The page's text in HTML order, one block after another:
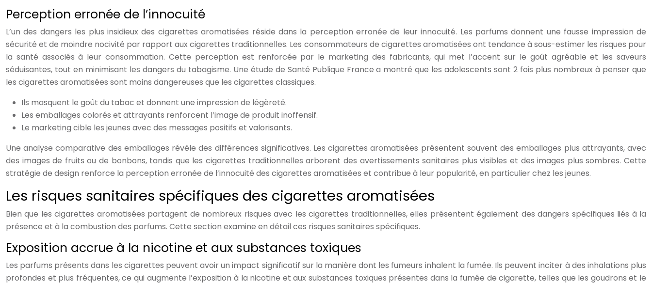
Perception erronée de l’innocuité
L’un des dangers les plus insidieux des cigarettes aromatisées réside dans la perception erronée de leur innocuité. Les parfums donnent une fausse impression de
sécurité et de moindre nocivité par rapport aux cigarettes traditionnelles. Les consommateurs de cigarettes aromatisées ont tendance à sous-estimer les risques pour
la santé associés à leur consommation. Cette perception est renforcée par le marketing des fabricants, qui met l’accent sur le goût agréable et les saveurs
séduisantes, tout en minimisant les dangers du tabagisme. Une étude de Santé Publique France a montré que les adolescents sont 2 fois plus nombreux à penser que
les cigarettes aromatisées sont moins dangereuses que les cigarettes classiques.
Ils masquent le goût du tabac et donnent une impression de légèreté.
Les emballages colorés et attrayants renforcent l’image de produit inoffensif.
Le marketing cible les jeunes avec des messages positifs et valorisants.
Une analyse comparative des emballages révèle des différences significatives. Les cigarettes aromatisées présentent souvent des emballages plus attrayants, avec
des images de fruits ou de bonbons, tandis que les cigarettes traditionnelles arborent des avertissements sanitaires plus visibles et des images plus sombres. Cette
stratégie de design renforce la perception erronée de l’innocuité des cigarettes aromatisées et contribue à leur popularité, en particulier chez les jeunes.
Les risques sanitaires spécifiques des cigarettes aromatisées
Bien que les cigarettes aromatisées partagent de nombreux risques avec les cigarettes traditionnelles, elles présentent également des dangers spécifiques liés à la
présence et à la combustion des parfums. Cette section examine en détail ces risques sanitaires spécifiques.
Exposition accrue à la nicotine et aux substances toxiques
Les parfums présents dans les cigarettes peuvent avoir un impact significatif sur la manière dont les fumeurs inhalent la fumée. Ils peuvent inciter à des inhalations plus
profondes et plus fréquentes, ce qui augmente l’exposition à la nicotine et aux substances toxiques présentes dans la fumée de cigarette, telles que les goudrons et le